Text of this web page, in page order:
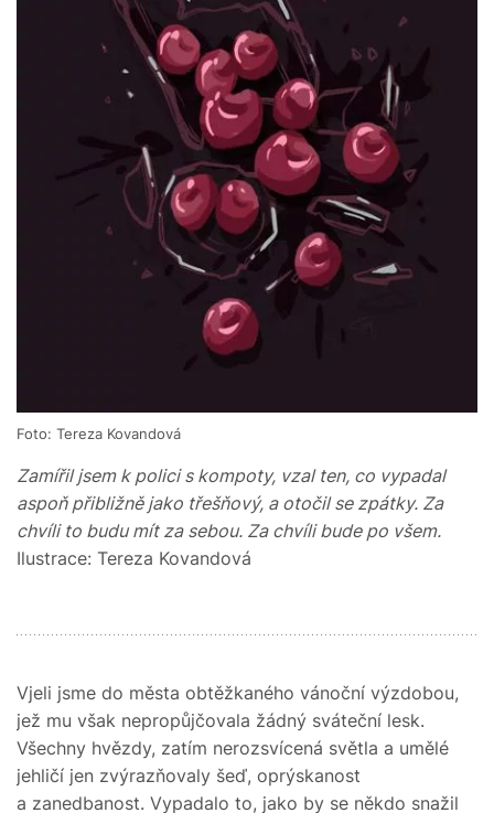
Foto: Tereza Kovandová
Zamířil jsem k polici s kompoty, vzal ten, co vypadal
aspoň přibližně jako třešňový, a otočil se zpátky. Za
chvíli to budu mít za sebou. Za chvíli bude po všem.
Ilustrace: Tereza Kovandová
Vjeli jsme do města obtěžkaného vánoční výzdobou,
jež mu však nepropůjčovala žádný sváteční lesk.
Všechny hvězdy, zatím nerozsvícená světla a umělé
jehličí jen zvýrazňovaly šeď, oprýskanost
a zanedbanost. Vypadalo to, jako by se někdo snažil